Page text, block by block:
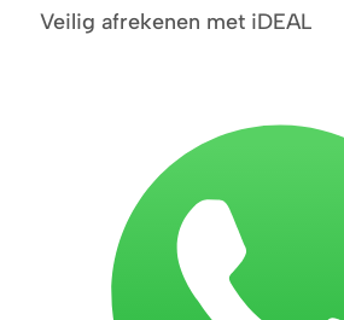
Veilig afrekenen met iDEAL